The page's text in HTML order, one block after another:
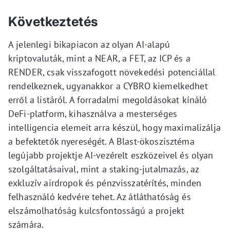
Következtetés
A jelenlegi bikapiacon az olyan AI-alapú
kriptovaluták, mint a NEAR, a FET, az ICP és a
RENDER, csak visszafogott növekedési potenciállal
rendelkeznek, ugyanakkor a CYBRO kiemelkedhet
erről a listáról. A forradalmi megoldásokat kínáló
DeFi-platform, kihasználva a mesterséges
intelligencia elemeit arra készül, hogy maximalizálja
a befektetők nyereségét. A Blast-ökoszisztéma
legújabb projektje AI-vezérelt eszközeivel és olyan
szolgáltatásaival, mint a staking-jutalmazás, az
exkluzív airdropok és pénzvisszatérítés, minden
felhasználó kedvére tehet. Az átláthatóság és
elszámolhatóság kulcsfontosságú a projekt
számára.